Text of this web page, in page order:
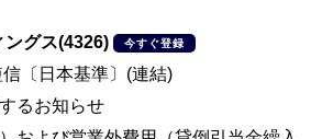
ングス(4326)
今すぐ登録
〔日本基準〕(連結)
るお知らせ